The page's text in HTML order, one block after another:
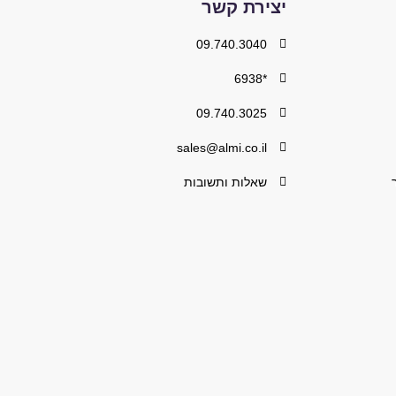
יצירת קשר
09.740.3040
*6938
09.740.3025
sales@almi.co.il
שאלות ותשובות